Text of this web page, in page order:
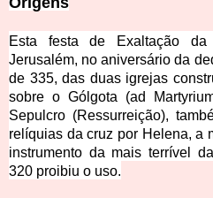
Esta festa de Exaltação
Jerusalém, no aniversário da
de 335, das duas igrejas
sobre o Gólgota (ad
Sepulcro (Ressurreição),
relíquias da cruz por Helena, a
instrumento da mais terrível
320 proibiu o uso.